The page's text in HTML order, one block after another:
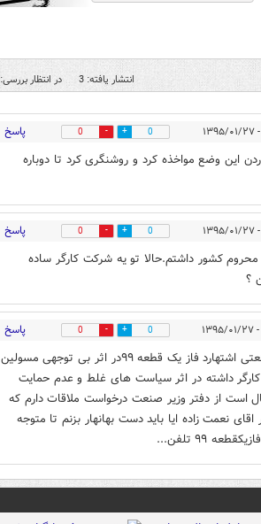
انتشار یافته: 3 در انتظار بررسی: 0
0
0 پاسخ
این وضع مواخذه کرد و روشنگری کرد تا دوباره
0
0 پاسخ
کشور داشتم.حالا تو یه شرکت کارگر ساده
؟
0
0 پاسخ
بنده یک تولید کننده هستم در شهرک صنعتی اشتهارد فاز یک قطعه ۹۹در اثر بی توجهی مسولین
و بیکاری کارگاهی که روزگاری ۶۰ تا کارگر داشته در اثر سیاست های غلط و عدم حمایت
است از دفتر وزیر صنعت درخواست ملاقات دارم که
نعمت زاده ایا باید دست بهانهار بزنم تا متوجه
۹۹ تلفن...